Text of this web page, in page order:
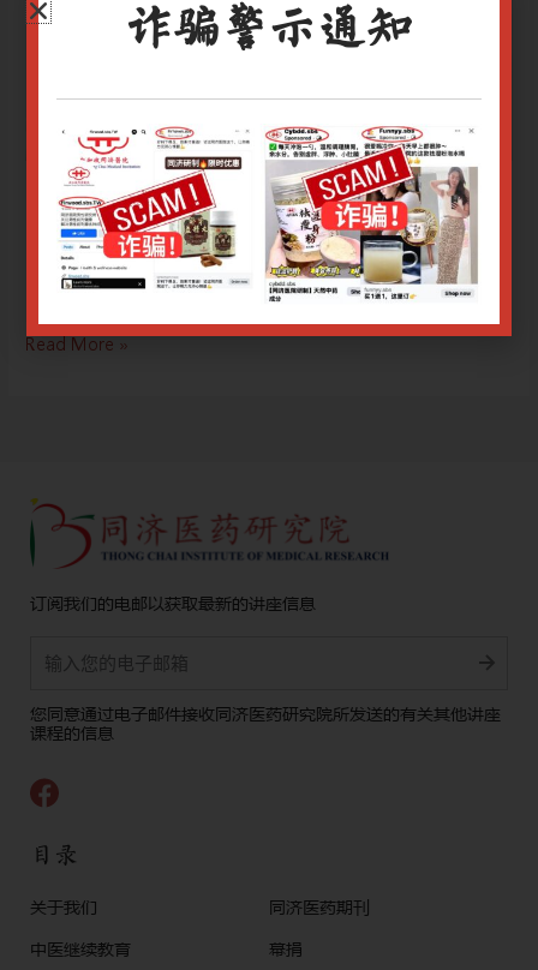
张国强 医学博士
Superadmin-thongchai
Read More »
订阅我们的电邮以获取最新的讲座信息
Alternative:
您同意通过电子邮件接收同济医药研究院所发送的有关其他讲座
课程的信息
目录
关于我们
中医继续教育
同济医药期刊
幕捐
诈骗警示通知